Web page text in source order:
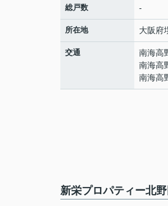
総戸数 -
所在地 大阪府
交通 南海高
南海高
南海高
新栄プロパティー北